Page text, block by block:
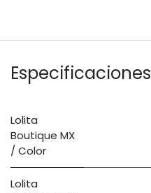
Especificaciones
Lolita
Boutique MX
/ Color
Lolita